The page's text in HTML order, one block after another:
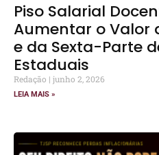
Piso Salarial
Aumentar o Valor
e da Sexta-Parte
Estaduais
Redação junho 2, 2026
LEIA MAIS »